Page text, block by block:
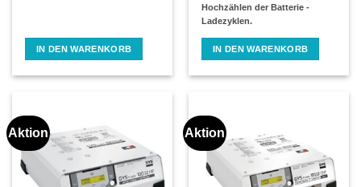
IN DEN WARENKORB
Hochzählen der Batterie -
Ladezyklen.
IN DEN WARENKORB
Aktion Aktion